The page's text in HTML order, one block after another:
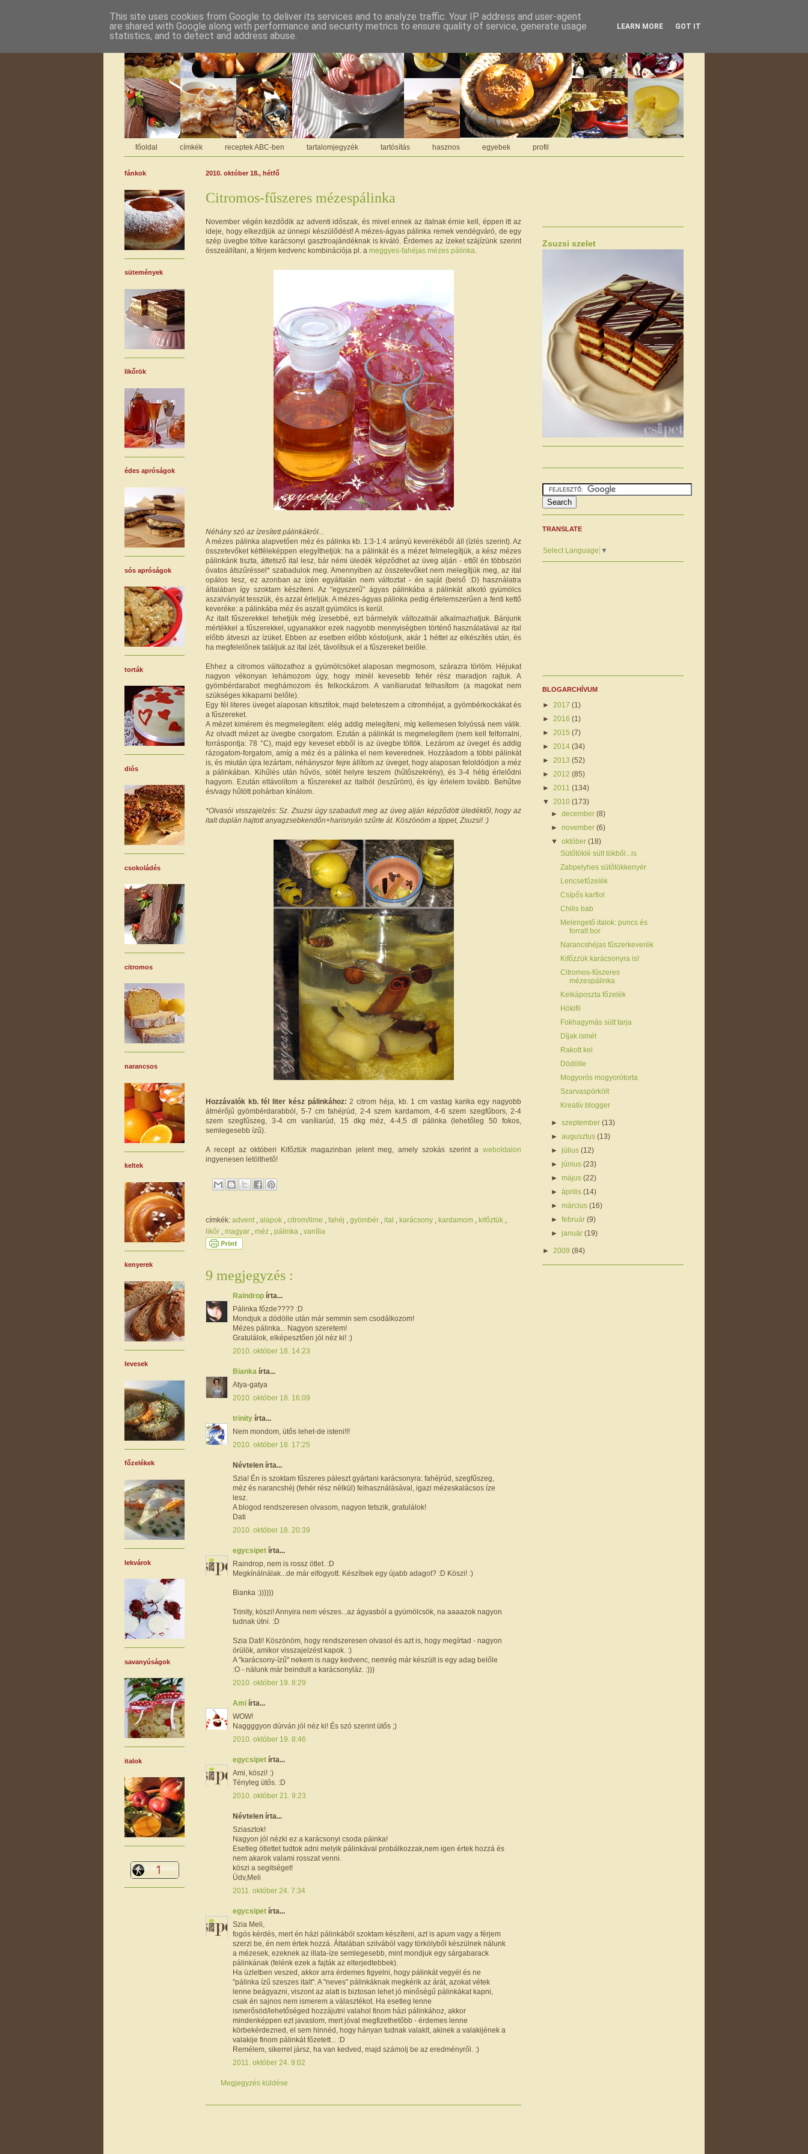
főoldal címkék receptek ABC-ben tartalomjegyzék tartósítás hasznos egyebek profil
2010. október 18., hétfő
Citromos-fűszeres mézespálinka
November végén kezdődik az adventi időszak, és mivel ennek az italnak érnie kell, éppen itt az
ideje, hogy elkezdjük az ünnepi készülődést! A mézes-ágyas pálinka remek vendégváró, de egy
szép üvegbe töltve karácsonyi gasztroajándéknak is kiváló. Érdemes az ízeket szájízünk szerint
összeállítani, a férjem kedvenc kombinációja pl. a meggyes-fahéjas mézes pálinka
Néhány szó az ízesített pálinkákról...
A mézes pálinka alapvetően méz és pálinka kb. 1:3-1:4 arányú keverékéből áll (ízlés szerint). Az
összetevőket kétféleképpen elegyíthetjük: ha a pálinkát és a mézet felmelegítjük, a kész mézes
pálinkánk tiszta, áttetsző ital lesz, bár némi üledék képződhet az üveg alján - ettől én többszöri
óvatos átszűréssel* szabadulok meg. Amennyiben az összetevőket nem melegítjük meg, az ital
opálos lesz, ez azonban az ízén egyáltalán nem változtat - én saját (belső :D) használatra
általában így szoktam készíteni. Az "egyszerű" ágyas pálinkába a pálinkát alkotó gyümölcs
aszalványát tesszük, és azzal érleljük. A mézes-ágyas pálinka pedig értelemszerűen a fenti kettő
keveréke: a pálinkába méz és aszalt gyümölcs is kerül.
Az italt fűszerekkel tehetjük még ízesebbé, ezt bármelyik változatnál alkalmazhatjuk. Bánjunk
mértékkel a fűszerekkel, ugyanakkor ezek nagyobb mennyiségben történő használatával az ital
előbb átveszi az ízüket. Ebben az esetben előbb kóstoljunk, akár 1 héttel az elkészítés után, és
ha megfelelőnek találjuk az ital ízét, távolítsuk el a fűszereket belőle.
Ehhez a citromos változathoz a gyümölcsöket alaposan megmosom, szárazra törlöm. Héjukat
nagyon vékonyan lehámozom úgy, hogy minél kevesebb fehér rész maradjon rajtuk. A
gyömbérdarabot meghámozom és felkockázom. A vaníliarudat felhasítom (a magokat nem
szükséges kikaparni belőle).
Egy fél literes üveget alaposan kitisztítok, majd beleteszem a citromhéjat, a gyömbérkockákat és
a fűszereket.
A mézet kimérem és megmelegítem: elég addig melegíteni, míg kellemesen folyóssá nem válik.
Az olvadt mézet az üvegbe csorgatom. Ezután a pálinkát is megmelegítem (nem kell felforralni,
forráspontja: 78 °C), majd egy keveset ebből is az üvegbe töltök. Lezárom az üveget és addig
rázogatom-forgatom, amíg a méz és a pálinka el nem keverednek. Hozzáadom a többi pálinkát
is, és miután újra lezártam, néhányszor fejre állítom az üveget, hogy alaposan feloldódjon a méz
a pálinkában. Kihűlés után hűvös, sötét helyre teszem (hűtőszekrény), és 3-4 hétig érlelődni
hagyom. Ezután eltávolítom a fűszereket az italból (leszűröm), és így érlelem tovább. Behűtve
és/vagy hűtött pohárban kínálom.
*Olvasói visszajelzés: Sz. Zsuzsi úgy szabadult meg az üveg alján képződött üledéktől, hogy az
italt duplán hajtott anyagzsebkendőn+harisnyán szűrte át. Köszönöm a tippet, Zsuzsi! :)
Hozzávalók kb. fél liter kész pálinkához: 2 citrom héja, kb. 1 cm vastag karika egy nagyobb
átmérőjű gyömbérdarabból, 5-7 cm fahéjrúd, 2-4 szem kardamom, 4-6 szem szegfűbors, 2-4
szem szegfűszeg, 3-4 cm vaníliarúd, 15 dkg méz, 4-4,5 dl pálinka (lehetőleg 50 fokos,
semlegesebb ízű).
A recept az októberi Kifőztük magazinban jelent meg, amely szokás szerint a weboldalon
ingyenesen letölthető!
címkék: advent alapok citrom/lime fahéj gyömbér ital karácsony kardamom kifőztük
likőr
magyar méz pálinka vanília
9 megjegyzés :
Raindrop írta...
Pálinka főzde???? :D
Mondjuk a dödölle után már semmin sem csodálkozom!
Mézes pálinka... Nagyon szeretem!
Gratulálok, elképesztően jól néz ki! :)
2010. október 18. 14:23
Bianka írta...
Atya-gatya
2010. október 18. 16:09
trinity írta...
Nem mondom, ütős lehet-de isteni!!!
2010. október 18. 17:25
Névtelen írta...
Szia! Én is szoktam fűszeres páleszt gyártani karácsonyra: fahéjrúd, szegfűszeg,
méz és narancshéj (fehér rész nélkül) felhasználásával, igazi mézeskalácsos íze
lesz.
A blogod rendszeresen olvasom, nagyon tetszik, gratulálok!
Dati
2010. október 18. 20:39
egycsipet írta...
Raindrop, nem is rossz ötlet. :D
Megkínálnálak...de már elfogyott. Készítsek egy újabb adagot? :D Köszi! :)
Bianka :))))))
Trinity, köszi! Annyira nem vészes...az ágyasból a gyümölcsök, na aaaazok nagyon
tudnak ütni. :D
Szia Dati! Köszönöm, hogy rendszeresen olvasol és azt is, hogy megírtad - nagyon
örülök, amikor visszajelzést kapok. :)
A "karácsony-ízű" nekem is nagy kedvenc, nemrég már készült is egy adag belőle
:O - nálunk már beindult a karácsonyláz. :)))
2010. október 19. 8:29
Ami írta...
WOW!
Naggggyon dúrván jól néz ki! És szó szerint ütős ;)
2010. október 19. 8:46
egycsipet írta...
Ami, köszi! :)
Tényleg ütős. :D
2010. október 21. 9:23
Névtelen írta...
Sziasztok!
Nagyon jól nézki ez a karácsonyi csoda páinka!
Esetleg ötlettet tudtok adni melyik pálinkával probálkozzak,nem igen értek hozzá és
nem akarok valami rosszat venni.
köszi a segitséget!
Üdv,Meli
2011. október 24. 7:34
egycsipet írta...
Szia Meli,
fogós kérdés, mert én házi pálinkából szoktam készíteni, azt is apum vagy a férjem
szerzi be, én nem értek hozzá. Általában szilvából vagy törkölyből készülnek nálunk
a mézesek, ezeknek az illata-íze semlegesebb, mint mondjuk egy sárgabarack
pálinkának (felénk ezek a fajták az elterjedtebbek).
Ha üzletben veszed, akkor arra érdemes figyelni, hogy pálinkát vegyél és ne
"pálinka ízű szeszes italt". A "neves" pálinkáknak megkérik az árát, azokat vétek
lenne beágyazni, viszont az alatt is biztosan lehet jó minőségű pálinkákat kapni,
csak én sajnos nem ismerem a választékot. Ha esetleg lenne
ismerősöd/lehetőséged hozzájutni valahol finom házi pálinkához, akkor
mindenképpen ezt javaslom, mert jóval megfizethetőbb - érdemes lenne
körbekérdezned, el sem hinnéd, hogy hányan tudnak valakit, akinek a valakijének a
valakije finom pálinkát főzetett... :D
Remélem, sikerrel jársz, ha van kedved, majd számolj be az eredményről. :)
2011. október 24. 9:02
Megjegyzés küldése
fánkok
sütemények
likőrök
édes apróságok
sós apróságok
torták
diós
csokoládés
citromos
narancsos
keltek
kenyerek
levesek
főzelékek
lekvárok
savanyúságok
italok
Zsuzsi szelet
TRANSLATE
Select Language ▼
BLOGARCHÍVUM
► 2017 (1)
► 2016 (1)
► 2015 (7)
► 2014 (34)
► 2013 (52)
► 2012 (85)
► 2011 (134)
▼ 2010 (173)
►december(8)
►november(6)
▼október(18)
Sütőtöklé sült tökből...is
Zabpelyhes sütőtökkenyér
Lencsefőzelék
Csípős karfiol
Chilis bab
Melengető italok: puncs és
forralt bor
Narancshéjas fűszerkeverék
Kifőzzük karácsonyra is!
Citromos-fűszeres
mézespálinka
Kelkáposzta főzelék
Hókifli
Fokhagymás sült tarja
Díjak ismét
Rakott kel
Dödölle
Mogyorós mogyorótorta
Szarvaspörkölt
Kreatív blogger
►szeptember(13)
►augusztus(13)
►július(12)
►június(23)
►május(22)
►április(14)
►március(16)
►február(9)
►január(19)
► 2009 (84)
This site uses cookies from Google to deliver its services and to analyze traffic. Your IP address and user-agent
are shared with Google along with performance and security metrics to ensure quality of service, generate usage
statistics, and to detect and address abuse.
LEARN MORE GOT IT